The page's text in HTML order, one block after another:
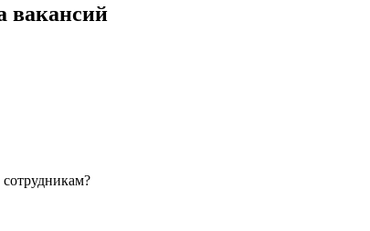
вакансий